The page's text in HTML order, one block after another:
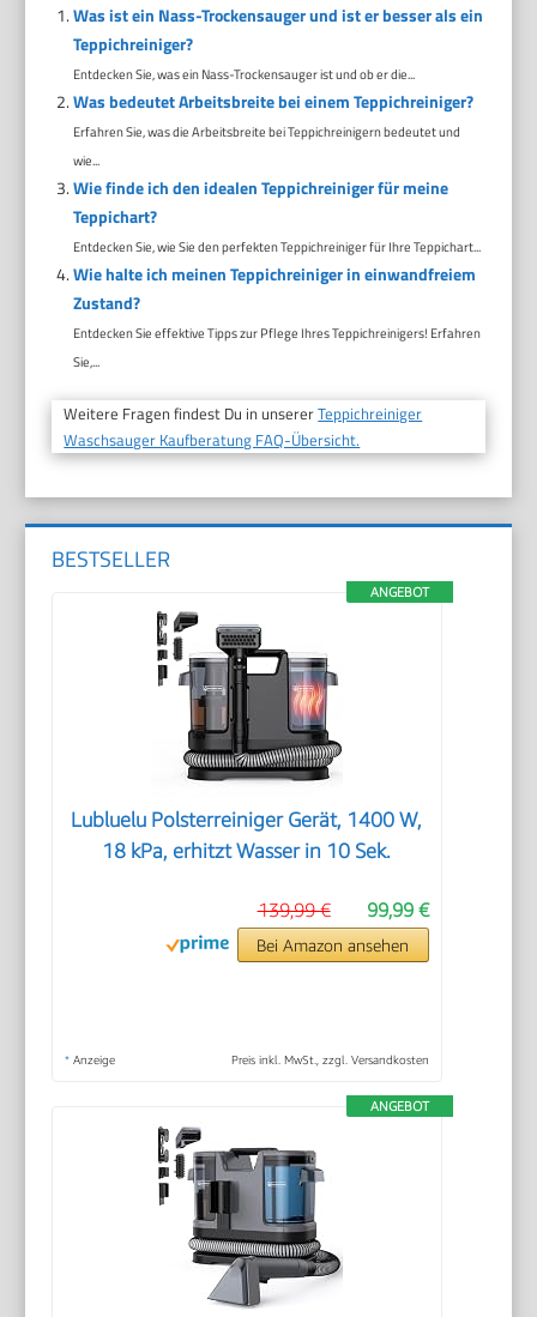
Was ist ein Nass-Trockensauger und ist er besser als ein
Teppichreiniger?
Entdecken Sie, was ein Nass-Trockensauger ist und ob er die...
Was bedeutet Arbeitsbreite bei einem Teppichreiniger?
Erfahren Sie, was die Arbeitsbreite bei Teppichreinigern bedeutet und
wie...
Wie finde ich den idealen Teppichreiniger für meine
Teppichart?
Entdecken Sie, wie Sie den perfekten Teppichreiniger für Ihre Teppichart...
Wie halte ich meinen Teppichreiniger in einwandfreiem
Zustand?
Entdecken Sie effektive Tipps zur Pflege Ihres Teppichreinigers! Erfahren
Sie,...
Weitere Fragen findest Du in unsererTeppichreiniger
Waschsauger Kaufberatung FAQ-Übersicht.
BESTSELLER
ANGEBOT
Lubluelu Polsterreiniger Gerät, 1400 W,
18 kPa, erhitzt Wasser in 10 Sek.
99,99 €
139,99 €
Bei Amazon ansehen
* Anzeige Preis inkl. MwSt., zzgl. Versandkosten
ANGEBOT